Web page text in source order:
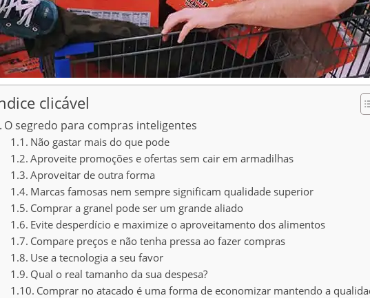
clicável
O segredo para compras inteligentes
Não gastar mais do que pode
Aproveite promoções e ofertas sem cair em armadilhas
Aproveitar de outra forma
Marcas famosas nem sempre significam qualidade superior
Comprar a granel pode ser um grande aliado
Evite desperdício e maximize o aproveitamento dos alimentos
Compare preços e não tenha pressa ao fazer compras
Use a tecnologia a seu favor
Qual o real tamanho da sua despesa?
Comprar no atacado é uma forma de economizar mantendo a